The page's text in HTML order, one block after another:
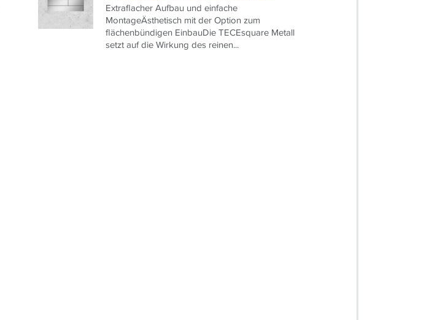
Extraflacher Aufbau und einfache
MontageÄsthetisch mit der Option zum
flächenbündigen EinbauDie TECEsquare Metall
setzt auf die Wirkung des reinen...